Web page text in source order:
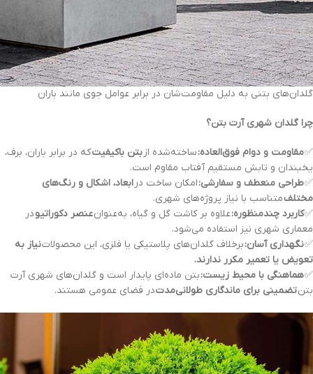
گلدان‌های بتنی به دلیل مقاومت‌شان در برابر عوامل جوی مانند باران
چرا گلدان شهری آرت بتن؟
✅مقاومت و دوام فوق‌العاده:ساخته‌شده ازبتن باکیفیتکه در برابر باران، برف،
یخبندان و تابش مستقیم آفتاب مقاوم است.
✅طراحی منعطف و سفارشی:امکان ساخت درابعاد، اشکال و رنگ‌های
مختلفمتناسب با نیاز پروژه‌های شهری.
✅کاربرد چندمنظوره:علاوه بر کاشت گل و گیاه، به‌عنوانعنصر دکوراتیودر
معماری شهری نیز استفاده می‌شود.
✅نگهداری آسان:برخلاف گلدان‌های پلاستیکی یا فلزی، این محصولاتنیاز به
تعویض یا تعمیر مکرر ندارند.
✅هماهنگی با محیط زیست:بتن ماده‌ای پایدار است و گلدان‌های شهری آرت
بتنتضمینی برای ماندگاری طولانی‌مدتدر فضای عمومی هستند.